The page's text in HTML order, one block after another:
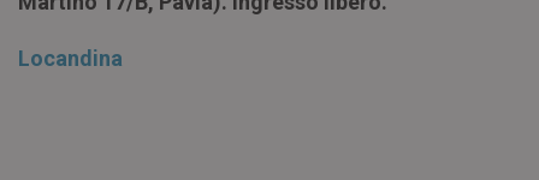
Locandina